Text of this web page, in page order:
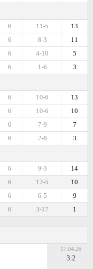
13
11-5
6
11
8-3
6
5
4-10
6
3
1-6
6
13
10-6
6
10
10-6
6
7
7-9
6
3
2-8
6
14
9-3
6
10
12-5
6
9
6-5
6
1
3-17
6
17.04.26
3:2